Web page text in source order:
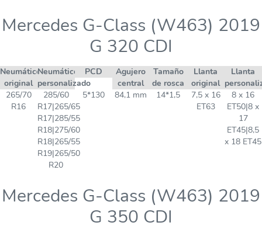
Mercedes G-Class (W463) 2019
G 320 CDI
Neumático
original
Neumático
personalizado
PCD
Agujero
central
Tamaño
de rosca
Llanta
original
Llanta
265/70
R16
285/60
R17|265/65
R17|285/55
R18|275/60
R18|265/55
R19|265/50
R20
5*130 84,1 mm 14*1,5
7,5 x 16
ET63
8 x 16
ET50|8 x
17
ET45|8,5
x 18 ET45
Mercedes G-Class (W463) 2019
G 350 CDI